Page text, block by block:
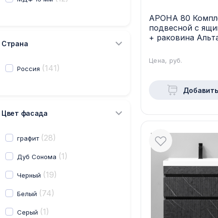
Страна
Россия (141)
Цвет фасада
графит (28)
Дуб Сонома (1)
Черный (19)
Белый (74)
Серый (1)
АРОНА 80
подвесной c
+ раковина
Цена, руб.